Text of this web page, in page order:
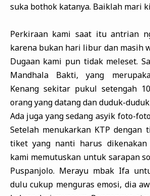
suka bothok katanya. Baiklah mari
Perkiraan kami saat itu antrian
karena bukan hari libur dan masih
Dugaan kami pun tidak meleset.
Mandhala Bakti, yang
Kenang sekitar pukul setengah
orang yang datang dan duduk-
Ada juga yang sedang asyik foto-
Setelah menukarkan KTP dengan
tiket yang nanti harus
kami memutuskan untuk sarapan
Puspanjolo. Merayu mbak Ifa
dulu cukup menguras emosi, dia